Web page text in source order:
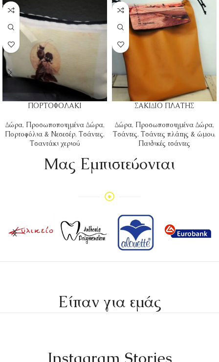
ΠΟΡΤΟΦΟΛΑΚΙ
Δώρα, Προσωποποιημένα Δώρα,
Πορτοφόλια & Νεσεσέρ, Τσάντες,
Τσαντάκι χεριού
ΣΑΚΙΔΙΟ ΠΛΑΤΗΣ
Δώρα, Προσωποποιημένα Δώρα,
Τσάντες, Τσάντες πλάτης & ώμου,
Παιδικές τσάντες
Mας Εμπιστεύονται
Είπαν για εμάς
Instagram Stories